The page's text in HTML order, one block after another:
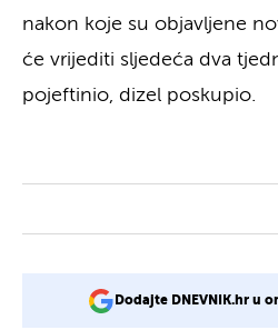
nakon koje su objavljene
će vrijediti sljedeća dva
pojeftinio, dizel poskupio.
Dodajte DNEVNIK.hr u